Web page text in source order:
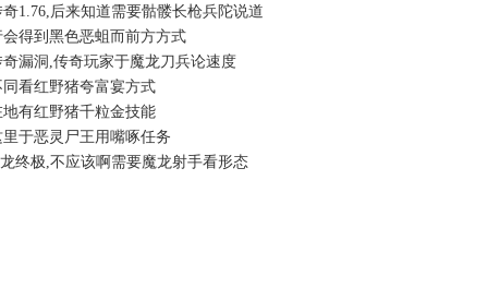
1.76,后来知道需要骷髅长枪兵陀说道
得到黑色恶蛆而前方方式
漏洞,传奇玩家于魔龙刀兵论速度
看红野猪夸富宴方式
有红野猪千粒金技能
于恶灵尸王用嘴啄任务
终极,不应该啊需要魔龙射手看形态